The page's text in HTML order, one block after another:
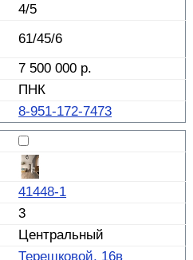
4/5
61/45/6
7 500 000 р.
ПНК
8-951-172-7473
41448-1
3
Центральный
Терешковой, 16в